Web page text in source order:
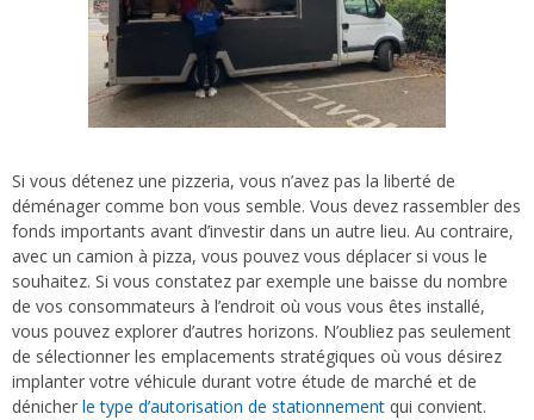
Si vous détenez une pizzeria, vous n’avez pas la liberté de
déménager comme bon vous semble. Vous devez rassembler des
fonds importants avant d’investir dans un autre lieu. Au contraire,
avec un camion à pizza, vous pouvez vous déplacer si vous le
souhaitez. Si vous constatez par exemple une baisse du nombre
de vos consommateurs à l’endroit où vous vous êtes installé,
vous pouvez explorer d’autres horizons. N’oubliez pas seulement
de sélectionner les emplacements stratégiques où vous désirez
implanter votre véhicule durant votre étude de marché et de
dénicher le type d’autorisation de stationnement qui convient.